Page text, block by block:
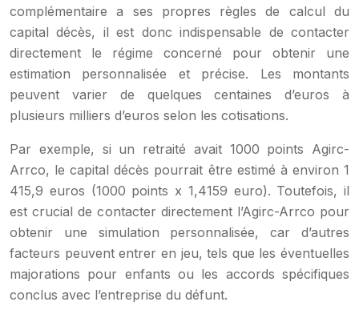
complémentaire a ses propres règles de calcul du
capital décès, il est donc indispensable de contacter
directement le régime concerné pour obtenir une
estimation personnalisée et précise. Les montants
peuvent varier de quelques centaines d’euros à
plusieurs milliers d’euros selon les cotisations.
Par exemple, si un retraité avait 1000 points Agirc-
Arrco, le capital décès pourrait être estimé à environ 1
415,9 euros (1000 points x 1,4159 euro). Toutefois, il
est crucial de contacter directement l’Agirc-Arrco pour
obtenir une simulation personnalisée, car d’autres
facteurs peuvent entrer en jeu, tels que les éventuelles
majorations pour enfants ou les accords spécifiques
conclus avec l’entreprise du défunt.